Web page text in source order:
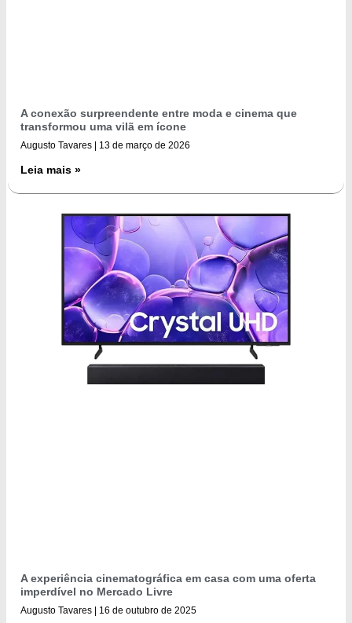
A conexão surpreendente entre moda e cinema que
transformou uma vilã em ícone
Augusto Tavares 13 de março de 2026
Leia mais »
A experiência cinematográfica em casa com uma oferta
imperdível no Mercado Livre
Augusto Tavares 16 de outubro de 2025